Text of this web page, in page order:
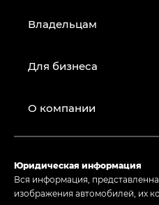
Владельцам
Для бизнеса
О компании
Юридическая информация
Вся информация,
изображения автомобилей, их